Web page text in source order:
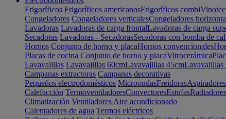
Frigoríficos Frigoríficos americanosFrigoríficos combi
Congeladores Congeladores verticalesCongeladores
Lavadoras Lavadoras de carga frontalLavadoras de carga
Secadoras Lavadoras - SecadorasSecadoras con bomba de
Hornos Conjunto de horno y placaHornos convencionales
Placas de cocina Conjunto de horno y placaVitrocerámica
Lavavajillas Lavavajillas 60cmLavavajillas 45cmLavavajillas
Campanas extractoras Campanas decorativas
Pequeños electrodomésticos MicroondasFreidorasAspiradores
Calefacción TermoventiladoresConvectoresEstufasRadiadores
Climatización Ventiladores Aire acondicionado
Calentadores de agua Termos eléctricos